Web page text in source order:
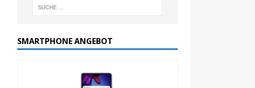
SMARTPHONE ANGEBOT